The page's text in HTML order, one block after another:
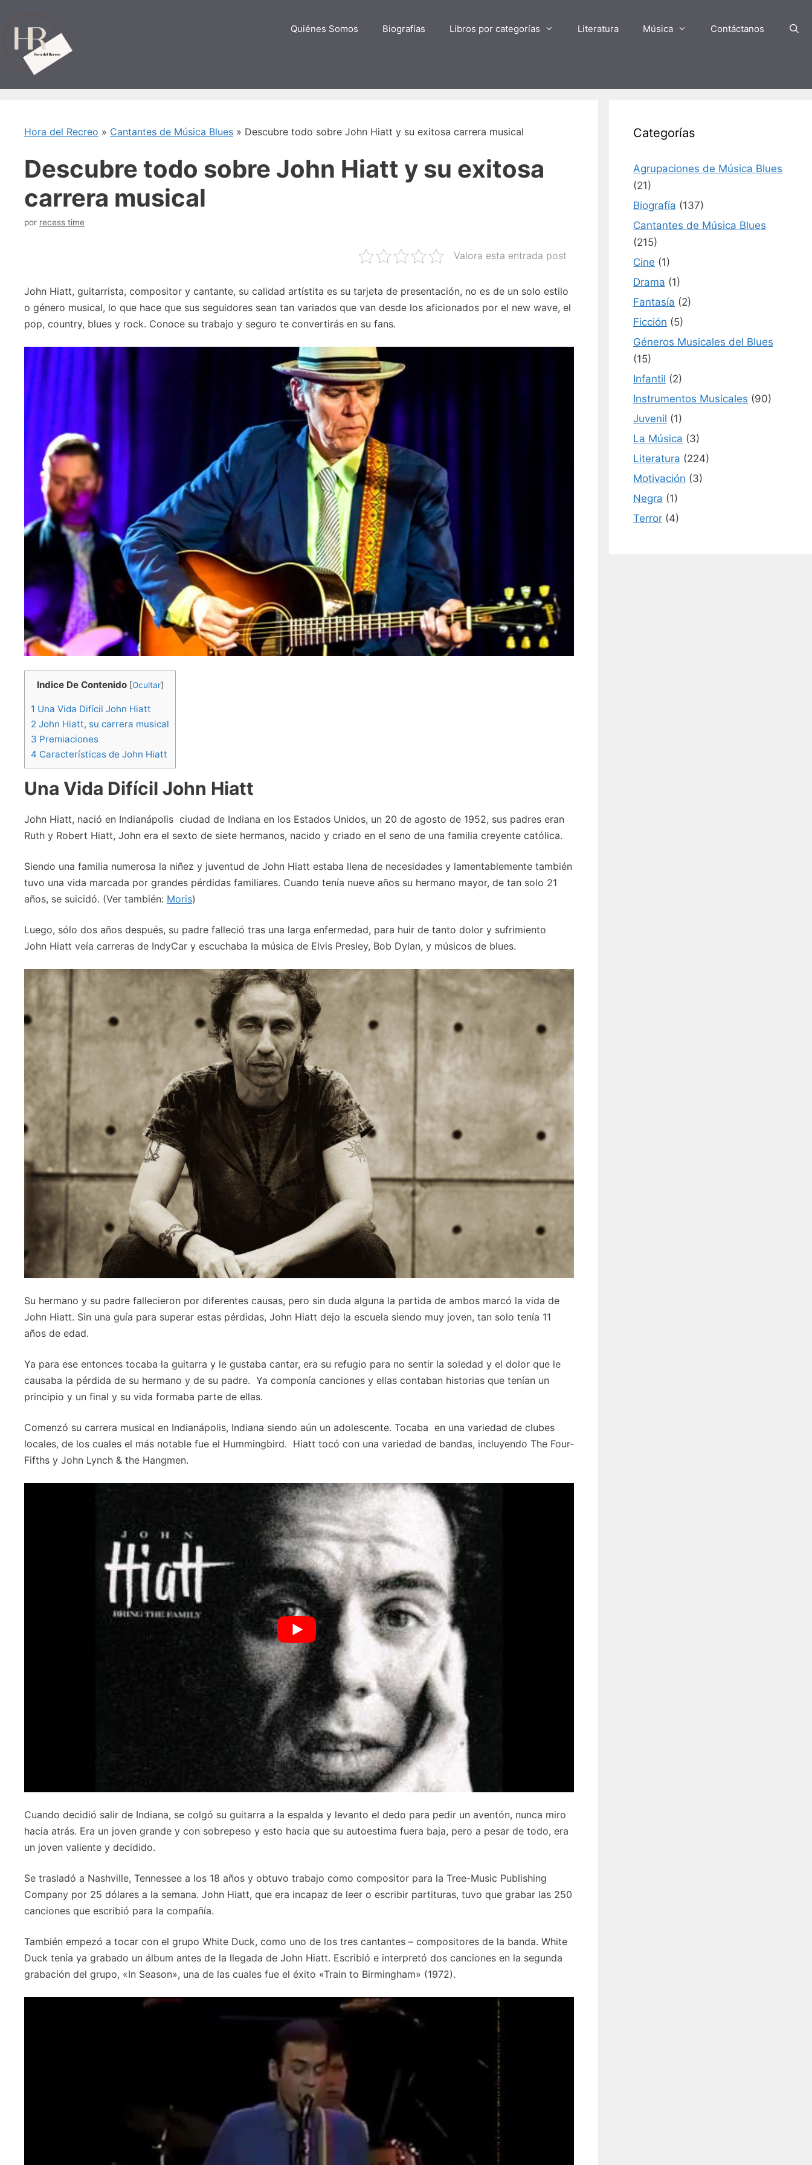
contenido
Quiénes Somos Biografías Libros por categorías Literatura Música Contáctanos
Hora del Recreo » Cantantes de Música Blues » Descubre todo sobre John Hiatt y su exitosa carrera musical
Descubre todo sobre John Hiatt y su exitosa
carrera musical
por recess time
Valora esta entrada post
John Hiatt, guitarrista, compositor y cantante, su calidad artístita es su tarjeta de presentación, no es de un solo estilo
o género musical, lo que hace que sus seguidores sean tan variados que van desde los aficionados por el new wave, el
pop, country, blues y rock. Conoce su trabajo y seguro te convertirás en su fans.
Indice De Contenido [Ocultar]
1 Una Vida Difícil John Hiatt
2 John Hiatt, su carrera musical
3 Premiaciones
4 Características de John Hiatt
Una Vida Difícil John Hiatt
John Hiatt, nació en Indianápolis ciudad de Indiana en los Estados Unidos, un 20 de agosto de 1952, sus padres eran
Ruth y Robert Hiatt, John era el sexto de siete hermanos, nacido y criado en el seno de una familia creyente católica.
Siendo una familia numerosa la niñez y juventud de John Hiatt estaba llena de necesidades y lamentablemente también
tuvo una vida marcada por grandes pérdidas familiares. Cuando tenía nueve años su hermano mayor, de tan solo 21
años, se suicidó. (Ver también: Moris)
Luego, sólo dos años después, su padre falleció tras una larga enfermedad, para huir de tanto dolor y sufrimiento
John Hiatt veía carreras de IndyCar y escuchaba la música de Elvis Presley, Bob Dylan, y músicos de blues.
Su hermano y su padre fallecieron por diferentes causas, pero sin duda alguna la partida de ambos marcó la vida de
John Hiatt. Sin una guía para superar estas pérdidas, John Hiatt dejo la escuela siendo muy joven, tan solo tenía 11
años de edad.
Ya para ese entonces tocaba la guitarra y le gustaba cantar, era su refugio para no sentir la soledad y el dolor que le
causaba la pérdida de su hermano y de su padre. Ya componía canciones y ellas contaban historias que tenían un
principio y un final y su vida formaba parte de ellas.
Comenzó su carrera musical en Indianápolis, Indiana siendo aún un adolescente. Tocaba en una variedad de clubes
locales, de los cuales el más notable fue el Hummingbird. Hiatt tocó con una variedad de bandas, incluyendo The Four-
Fifths y John Lynch & the Hangmen.
Cuando decidió salir de Indiana, se colgó su guitarra a la espalda y levanto el dedo para pedir un aventón, nunca miro
hacia atrás. Era un joven grande y con sobrepeso y esto hacia que su autoestima fuera baja, pero a pesar de todo, era
un joven valiente y decidido.
Se trasladó a Nashville, Tennessee a los 18 años y obtuvo trabajo como compositor para la Tree-Music Publishing
Company por 25 dólares a la semana. John Hiatt, que era incapaz de leer o escribir partituras, tuvo que grabar las 250
canciones que escribió para la compañía.
También empezó a tocar con el grupo White Duck, como uno de los tres cantantes – compositores de la banda. White
Duck tenía ya grabado un álbum antes de la llegada de John Hiatt. Escribió e interpretó dos canciones en la segunda
grabación del grupo, «In Season», una de las cuales fue el éxito «Train to Birmingham» (1972).
Categorías
Agrupaciones de Música Blues
(21)
Biografía (137)
Cantantes de Música Blues
(215)
Cine (1)
Drama (1)
Fantasía (2)
Ficción (5)
Géneros Musicales del Blues
(15)
Infantil (2)
Instrumentos Musicales (90)
Juvenil (1)
La Música (3)
Literatura (224)
Motivación (3)
Negra (1)
Terror (4)